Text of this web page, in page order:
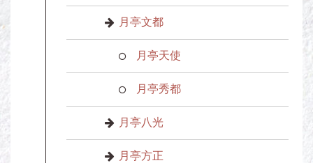
月亭文都
月亭天使
月亭秀都
月亭八光
月亭方正